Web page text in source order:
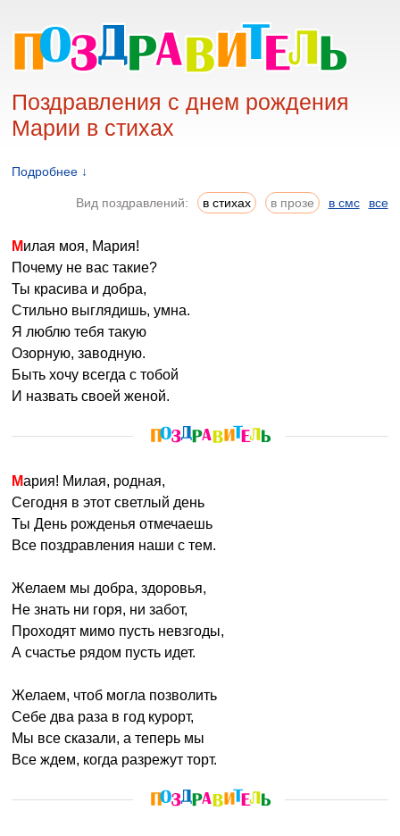
Поздравления с днем рождения
Марии в стихах
Подробнее ↓
Вид поздравлений: в стихах в прозе в смс все
Милая моя, Мария!
Почему не вас такие?
Ты красива и добра,
Стильно выглядишь, умна.
Я люблю тебя такую
Озорную, заводную.
Быть хочу всегда с тобой
И назвать своей женой.
Мария! Милая, родная,
Сегодня в этот светлый день
Ты День рожденья отмечаешь
Все поздравления наши с тем.
Желаем мы добра, здоровья,
Не знать ни горя, ни забот,
Проходят мимо пусть невзгоды,
А счастье рядом пусть идет.
Желаем, чтоб могла позволить
Себе два раза в год курорт,
Мы все сказали, а теперь мы
Все ждем, когда разрежут торт.